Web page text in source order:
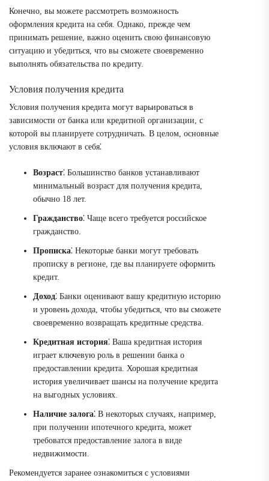
Конечно, вы можете рассмотреть возможность
оформления кредита на себя. Однако, прежде чем
принимать решение, важно оценить свою финансовую
ситуацию и убедиться, что вы сможете своевременно
выполнять обязательства по кредиту.
Условия получения кредита
Условия получения кредита могут варьироваться в
зависимости от банка или кредитной организации, с
которой вы планируете сотрудничать. В целом, основные
условия включают в себя⁚
Возраст⁚ Большинство банков устанавливают
минимальный возраст для получения кредита,
обычно 18 лет.
Гражданство⁚ Чаще всего требуется российское
гражданство.
Прописка⁚ Некоторые банки могут требовать
прописку в регионе, где вы планируете оформить
кредит.
Доход⁚ Банки оценивают вашу кредитную историю
и уровень дохода, чтобы убедиться, что вы сможете
своевременно возвращать кредитные средства.
Кредитная история⁚ Ваша кредитная история
играет ключевую роль в решении банка о
предоставлении кредита. Хорошая кредитная
история увеличивает шансы на получение кредита
на выгодных условиях.
Наличие залога⁚ В некоторых случаях, например,
при получении ипотечного кредита, может
требоватся предоставление залога в виде
недвижимости.
Рекомендуется заранее ознакомиться с условиями